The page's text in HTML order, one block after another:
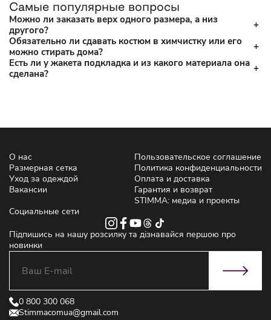
Самые популярные вопросы
Можно ли заказать верх одного размера, а низ
другого?
Обязательно ли сдавать костюм в химчистку или его
можно стирать дома?
Есть ли у жакета подкладка и из какого материала она
сделана?
О нас
Размерная сетка
Уход за одеждой
Вакансии
Пользовательское соглашение
Политика конфиденциальности
Оплата и доставка
Гарантия и возврат
STIMMA: медиа и проекты
Социальные сети
Підпишись на нашу розсилку та дізнавайся першою про
новинки
0 800 300 068
Stimmacomua@gmail.com